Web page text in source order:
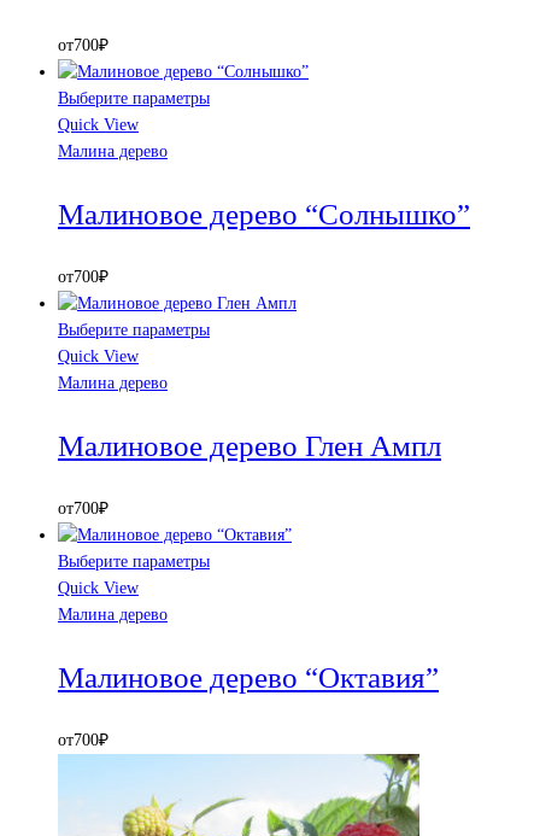
от700₽
Выберите параметры
Quick View
Малина дерево
Малиновое дерево “Солнышко”
от700₽
Выберите параметры
Quick View
Малина дерево
Малиновое дерево Глен Ампл
от700₽
Выберите параметры
Quick View
Малина дерево
Малиновое дерево “Октавия”
от700₽